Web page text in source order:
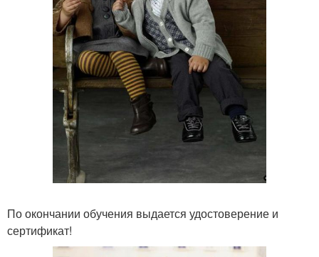
По окончании обучения выдается удостоверение и
сертификат!